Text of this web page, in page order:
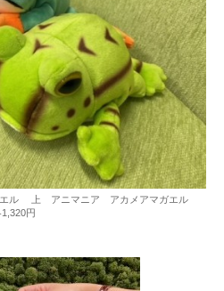
ル 上 アニマニア アカメアマガエル
円